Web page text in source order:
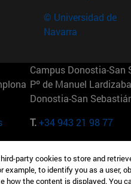
© Universidad de
Navarra
Campus Donostia-San
Pº de Manuel
Donostia-San
T.+34 943 21 98 77
165 W 57th St 10019-
EE.UU
party cookies to store and
to identify you as a user,
how the content is displayed. You